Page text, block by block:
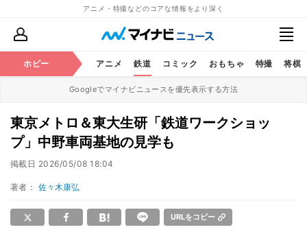
アニメ・特撮などのコアな情報をより深く
ホビー アニメ 鉄道 コミック おもちゃ 特撮 将棋
Googleでマイナビニュースを優先表示する方法
東京メトロ＆東大生研「鉄道ワークショッ
プ」中野車両基地の見学も
掲載日 2026/05/08 18:04
著者： 佐々木康弘
URLをコピー